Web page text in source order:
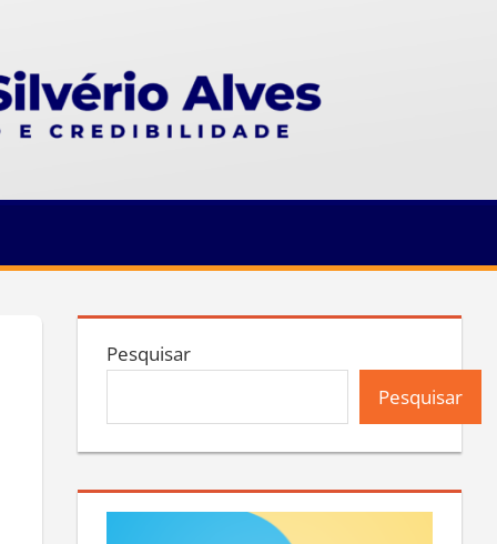
Pesquisar
Pesquisar